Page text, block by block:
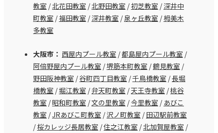
教室 /北花田教室 /北野田教室 /初芝教室 /深井中
町教室 /福田教室 /深井教室 /泉ヶ丘教室 /栂美木
多教室
大阪市： 西屋内プール教室 /都島屋内プール教室 /
阿倍野屋内プール教室 /堺筋本町教室 /鶴見教室 /
野田阪神教室 /谷町四丁目教室 /千鳥橋教室 /長堀
橋教室 /堀江教室 /弁天町教室 /天王寺教室 /桃谷
教室 /昭和町教室 /文の里教室 /今里教室 / あびこ
教室 /JRあびこ町教室 /沢ノ町教室 /田辺駅前教室
/桜カレッジ長居教室 /住之江教室 /北加賀屋教室 /